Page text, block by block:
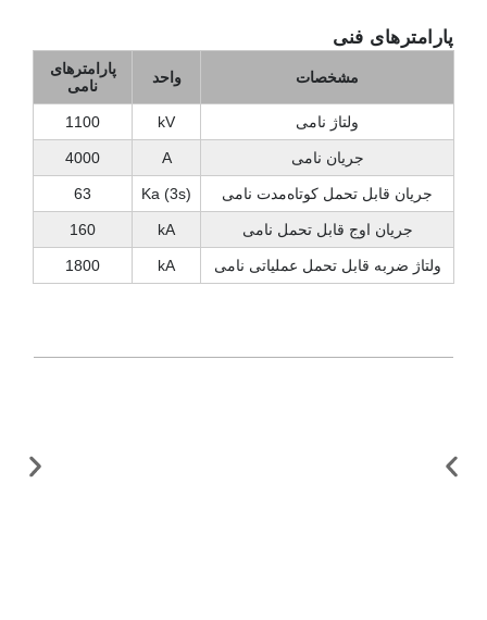
پارامترهای فنی
مشخصات واحد
پارامترهای
نامی
ولتاژ نامی kV
1100
جریان نامی A
4000
جریان قابل تحمل کوتاه‌مدت نامی Ka (3s)
63
جریان اوج قابل تحمل نامی kA
160
ولتاژ ضربه قابل تحمل عملیاتی نامی kA
1800